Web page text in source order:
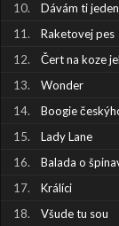
Dávám ti
Raketovej pes
Čert na koze jel
Wonder
Boogie
Lady Lane
Balada o
Králíci
Všude tu sou